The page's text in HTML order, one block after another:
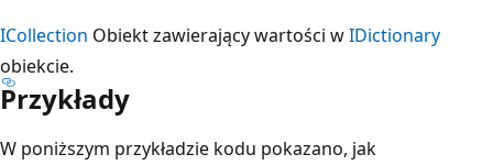
ICollection Obiekt zawierający wartości wIDictionary
obiekcie.
Przykłady
W poniższym przykładzie kodu pokazano, jak